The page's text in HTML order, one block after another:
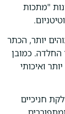
"מתכות
יותר, הכתר
החלדה. כמובן
ואיכותי
חניכיים